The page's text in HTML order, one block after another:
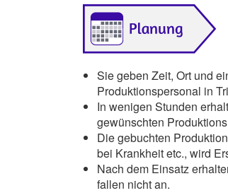
Sie geben Zeit, Ort und
Produktionspersonal in
In wenigen Stunden
gewünschten
Die gebuchten
bei Krankheit etc., wird
Nach dem Einsatz
fallen nicht an.